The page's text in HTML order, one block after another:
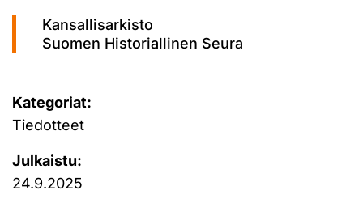
Kansallisarkisto
Suomen Historiallinen Seura
Kategoriat:
Tiedotteet
Julkaistu:
24.9.2025